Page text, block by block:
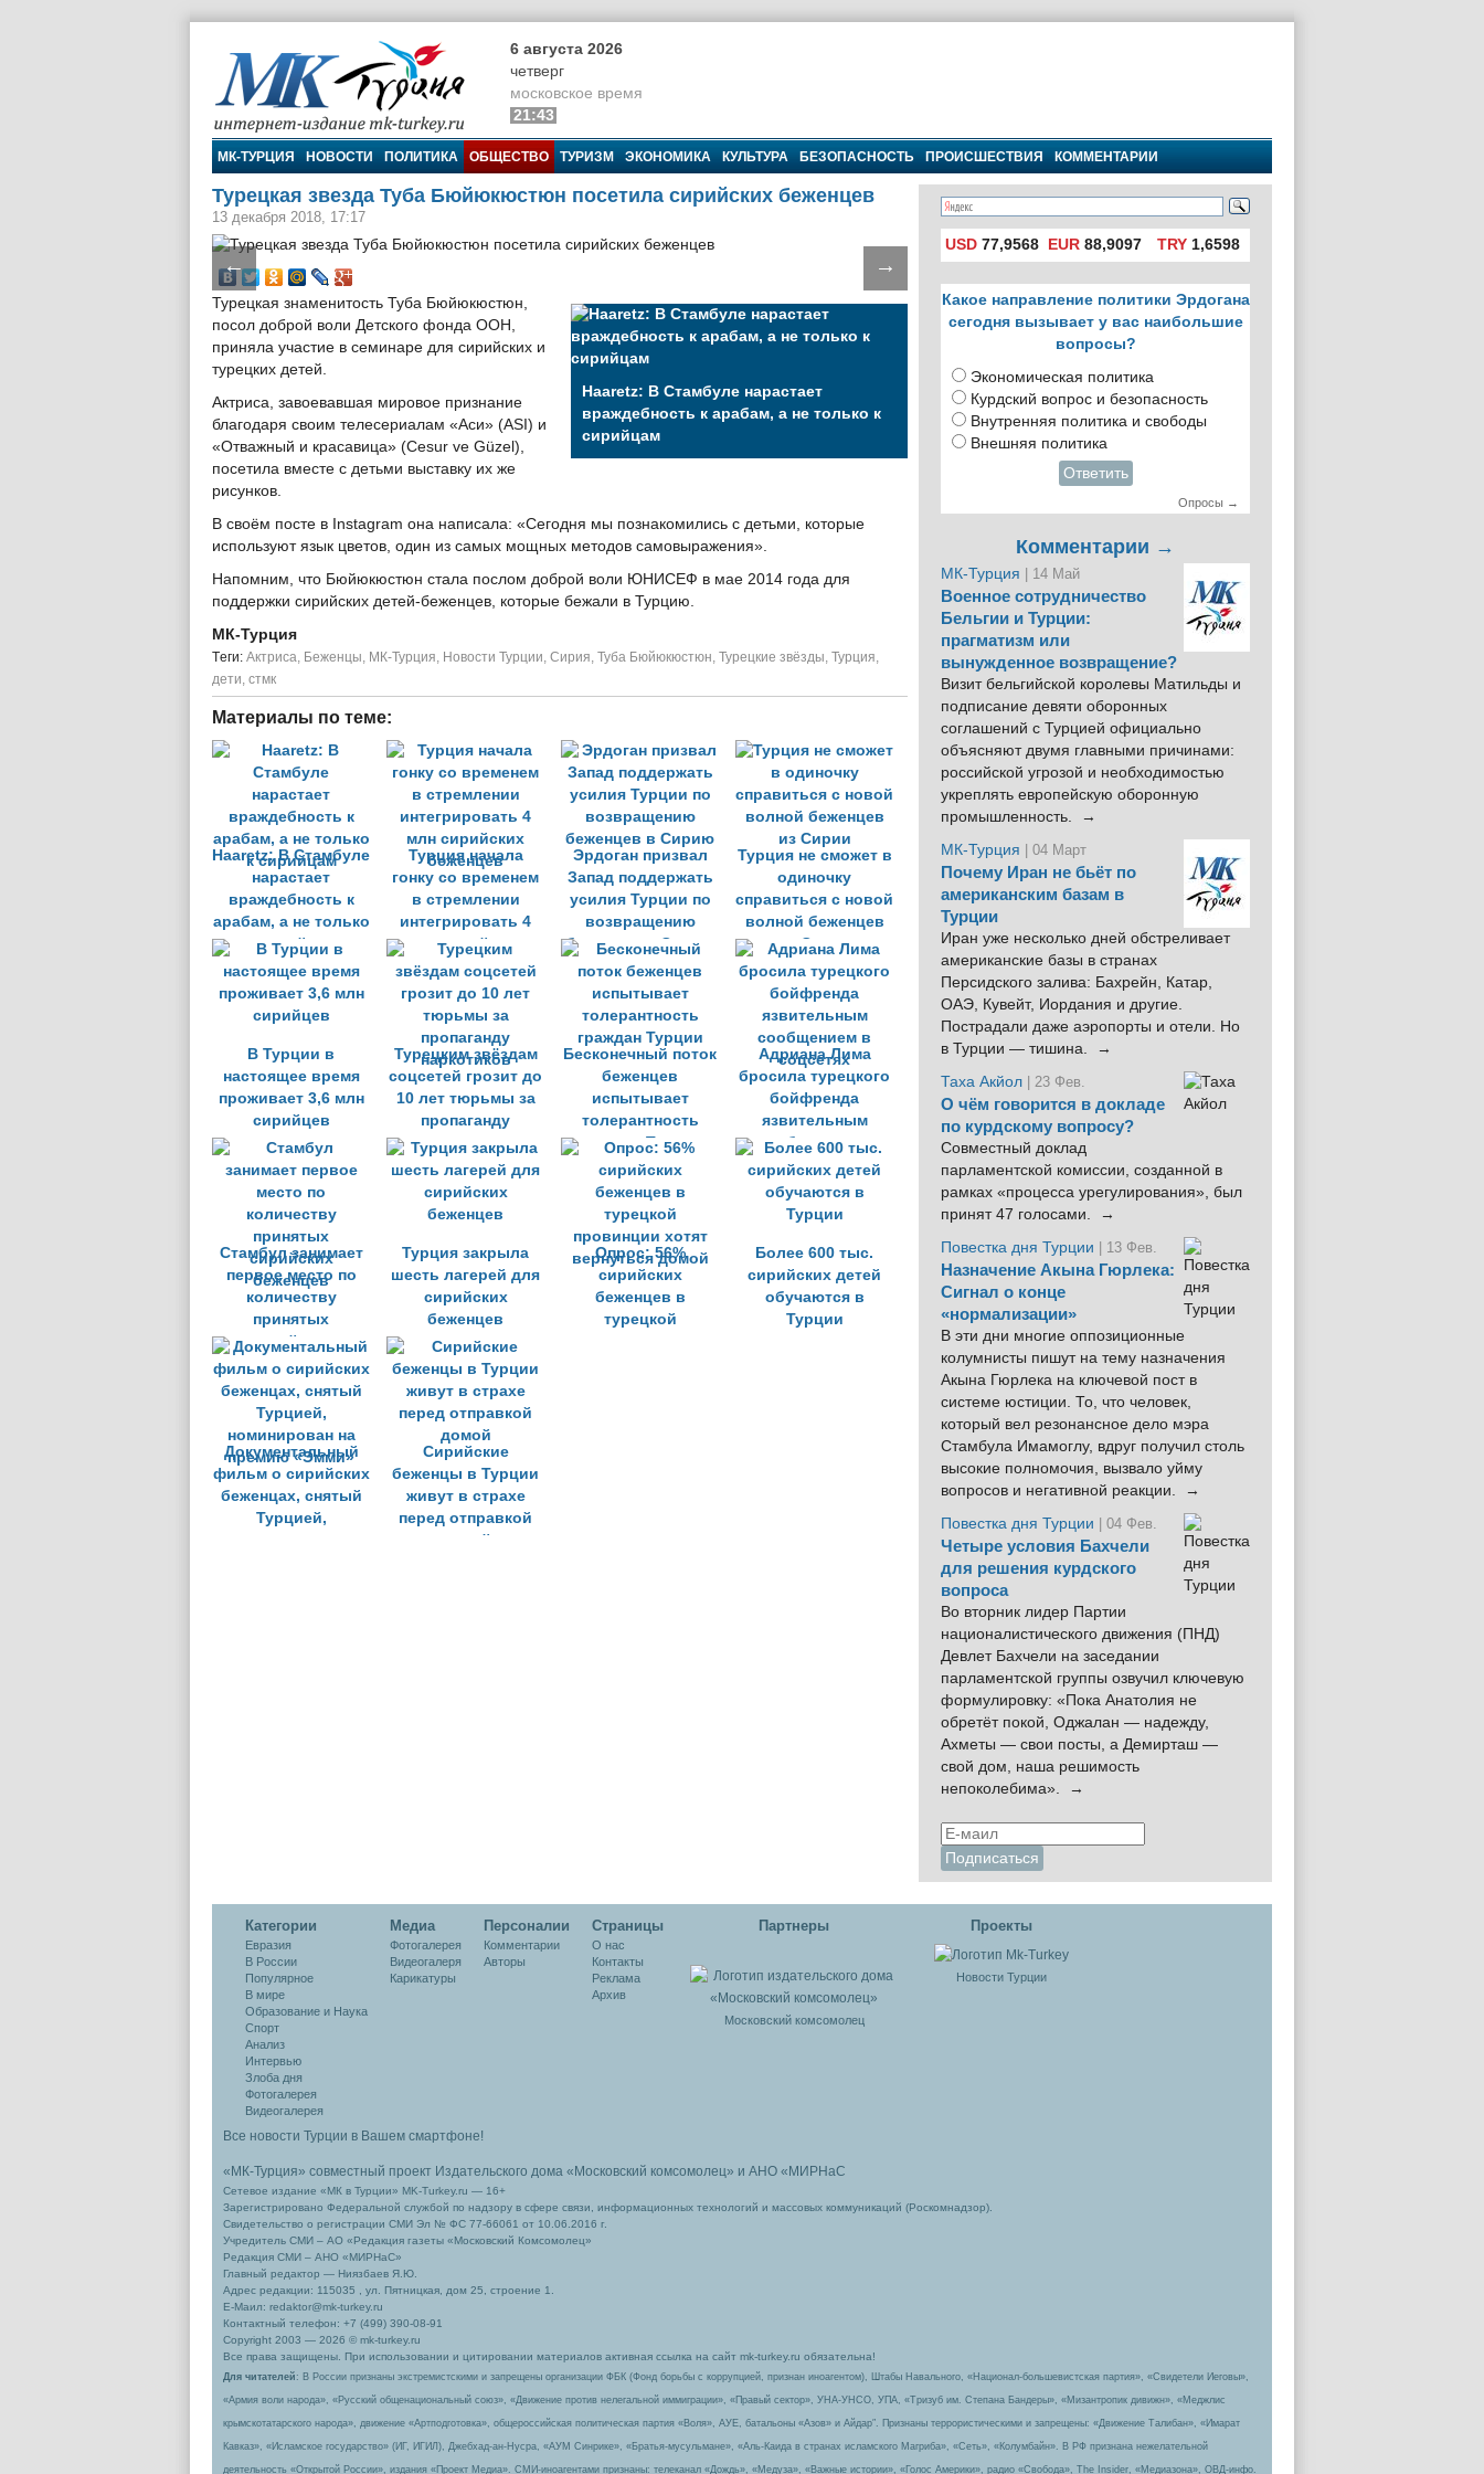
МК-Турция
6 августа 2026
четверг
московское время
21:43
МК-ТУРЦИЯ НОВОСТИ ПОЛИТИКА ОБЩЕСТВО ТУРИЗМ ЭКОНОМИКА КУЛЬТУРА БЕЗОПАСНОСТЬ ПРОИСШЕСТВИЯ КОММЕНТАРИИ
Турецкая звезда Туба Бюйюкюстюн посетила сирийских беженцев
13 декабря 2018, 17:17
← →
Haaretz: В Стамбуле нарастает
враждебность к арабам, а не только к
сирийцам
Турецкая знаменитость Туба Бюйюкюстюн,
посол доброй воли Детского фонда ООН,
приняла участие в семинаре для сирийских и
турецких детей.
Актриса, завоевавшая мировое признание
благодаря своим телесериалам «Аси» (ASI) и
«Отважный и красавица» (Cesur ve Güzel),
посетила вместе с детьми выставку их же
рисунков.
В своём посте в Instagram она написала: «Сегодня мы познакомились с детьми, которые
используют язык цветов, один из самых мощных методов самовыражения».
Напомним, что Бюйюкюстюн стала послом доброй воли ЮНИСЕФ в мае 2014 года для
поддержки сирийских детей-беженцев, которые бежали в Турцию.
МК-Турция
Tеги: Актриса, Беженцы, МК-Турция, Новости Турции, Сирия, Туба Бюйюкюстюн, Турецкие звёзды, Турция,
дети, стмк
Материалы по теме:
Haaretz: В Стамбуле
нарастает
враждебность к
арабам, а не только
к сирийцам
Турция начала
гонку со временем
в стремлении
интегрировать 4
млн сирийских
беженцев
Эрдоган призвал
Запад поддержать
усилия Турции по
возвращению
беженцев в Сирию
Турция не сможет в
одиночку
справиться с новой
волной беженцев
из Сирии
В Турции в
настоящее время
проживает 3,6 млн
сирийцев
Турецким звёздам
соцсетей грозит до
10 лет тюрьмы за
пропаганду
наркотиков
Бесконечный поток
беженцев
испытывает
толерантность
граждан Турции
Адриана Лима
бросила турецкого
бойфренда
язвительным
сообщением в
соцсетях
Стамбул занимает
первое место по
количеству
принятых
сирийских
беженцев
Турция закрыла
шесть лагерей для
сирийских
беженцев
Опрос: 56%
сирийских
беженцев в
турецкой
Более 600 тыс.
сирийских детей
обучаются в
Турции
Документальный
фильм о сирийских
беженцах, снятый
Турцией,
Сирийские
беженцы в Турции
живут в страхе
перед отправкой
домой
USD 77,9568 EUR 88,9097 TRY1,6598
Какое направление политики Эрдогана
сегодня вызывает у вас наибольшие
вопросы?
Экономическая политика
Курдский вопрос и безопасность
Внутренняя политика и свободы
Внешняя политика
Ответить
Опросы →
Комментарии →
МК-Турция | 14 Май
Военное сотрудничество
Бельгии и Турции:
прагматизм или
вынужденное возвращение?
Визит бельгийской королевы Матильды и
подписание девяти оборонных
соглашений с Турцией официально
объясняют двумя главными причинами:
российской угрозой и необходимостью
укреплять европейскую оборонную
промышленность. →
МК-Турция
| 04 Март
Почему Иран не бьёт по
американским базам в
Турции
Иран уже несколько дней обстреливает
американские базы в странах
Персидского залива: Бахрейн, Катар,
ОАЭ, Кувейт, Иордания и другие.
Пострадали даже аэропорты и отели. Но
в Турции — тишина. →
Таха Акйол | 23 Фев.
О чём говорится в докладе
по курдскому вопросу?
Совместный доклад
парламентской комиссии, созданной в
рамках «процесса урегулирования», был
принят 47 голосами. →
Повестка дня Турции
| 13 Фев.
Назначение Акына Гюрлека:
Сигнал о конце
«нормализации»
В эти дни многие оппозиционные
колумнисты пишут на тему назначения
Акына Гюрлека на ключевой пост в
системе юстиции. То, что человек,
который вел резонансное дело мэра
Стамбула Имамоглу, вдруг получил столь
высокие полномочия, вызвало уйму
вопросов и негативной реакции. →
Повестка дня Турции
| 04 Фев.
Четыре условия Бахчели
для решения курдского
вопроса
Во вторник лидер Партии
националистического движения (ПНД)
Девлет Бахчели на заседании
парламентской группы озвучил ключевую
формулировку: «Пока Анатолия не
обретёт покой, Оджалан — надежду,
Ахметы — свои посты, а Демирташ —
свой дом, наша решимость
непоколебима». →
Категории
Евразия
В России
Популярное
В мире
Образование и Наука
Спорт
Анализ
Интервью
Злоба дня
Фотогалерея
Видеогалерея
Медиа
Фотогалерея
Видеогалеря
Карикатуры
Персоналии
Комментарии
Авторы
Cтраницы
О нас
Контакты
Реклама
Архив
Партнеры
Московский комсомолец
Проекты
Новости Турции
Все новости Турции в Вашем смартфоне!
«МК-Турция» совместный проект Издательского дома «Московский комсомолец» и АНО «МИРНаС
Сетевое издание «МК в Турции» MK-Turkey.ru — 16+
Зарегистрировано Федеральной службой по надзору в сфере связи, информационных технологий и массовых коммуникаций (Роскомнадзор).
Свидетельство о регистрации СМИ Эл № ФС 77-66061 от 10.06.2016 г.
Учредитель СМИ – АО «Редакция газеты «Московский Комсомолец»
Редакция СМИ – АНО «МИРНаС»
Главный редактор — Ниязбаев Я.Ю.
Адрес редакции: 115035 , ул. Пятницкая, дом 25, строение 1.
Е-Маил: redaktor@mk-turkey.ru
Контактный телефон: +7 (499) 390-08-91
Copyright 2003 — 2026 © mk-turkey.ru
Все права защищены. При использовании и цитировании материалов активная ссылка на сайт mk-turkey.ru обязательна!
Для читателей : В России признаны экстремистскими и запрещены организации ФБК (Фонд борьбы с коррупцией, признан иноагентом), Штабы Навального, «Национал-большевистская партия», «Свидетели Иеговы»,
«Армия воли народа», «Русский общенациональный союз», «Движение против нелегальной иммиграции», «Правый сектор», УНА-УНСО, УПА, «Тризуб им. Степана Бандеры», «Мизантропик дивижн», «Меджлис
крымскотатарского народа», движение «Артподготовка», общероссийская политическая партия «Воля», АУЕ, батальоны «Азов» и Айдар″. Признаны террористическими и запрещены: «Движение Талибан», «Имарат
Кавказ», «Исламское государство» (ИГ, ИГИЛ), Джебхад-ан-Нусра, «АУМ Синрике», «Братья-мусульмане», «Аль-Каида в странах исламского Магриба», «Сеть», «Колумбайн». В РФ признана нежелательной
деятельность «Открытой России», издания «Проект Медиа». СМИ-иноагентами признаны: телеканал «Дождь», «Медуза», «Важные истории», «Голос Америки», радио «Свобода», The Insider, «Медиазона», ОВД-инфо.